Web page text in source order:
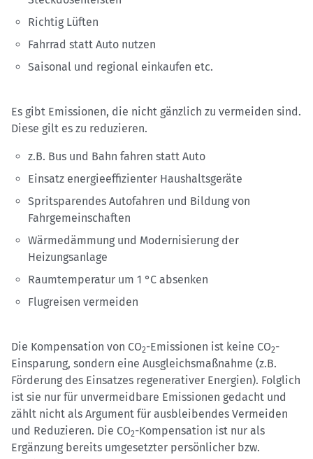
Richtig Lüften
Fahrrad statt Auto nutzen
Saisonal und regional einkaufen etc.
Es gibt Emissionen, die nicht gänzlich zu vermeiden sind.
Diese gilt es zu reduzieren.
z.B. Bus und Bahn fahren statt Auto
Einsatz energieeffizienter Haushaltsgeräte
Spritsparendes Autofahren und Bildung von
Fahrgemeinschaften
Wärmedämmung und Modernisierung der
Heizungsanlage
Raumtemperatur um 1 °C absenken
Flugreisen vermeiden
Die Kompensation von CO2-Emissionen ist keine CO2-
Einsparung, sondern eine Ausgleichsmaßnahme (z.B.
Förderung des Einsatzes regenerativer Energien). Folglich
ist sie nur für unvermeidbare Emissionen gedacht und
zählt nicht als Argument für ausbleibendes Vermeiden
und Reduzieren. Die CO2-Kompensation ist nur als
Ergänzung bereits umgesetzter persönlicher bzw.